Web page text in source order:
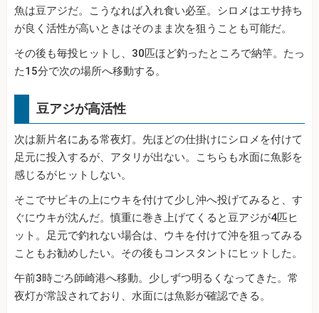
魚は豆アジだ。こうなれば入れ食い必至。シロメはエサ持ち
が良く活性が高いときはそのまま次を狙うことも可能だ。
その後も毎投ヒットし、30匹ほど釣ったところで納竿。たっ
た15分で次の場所へ移動する。
豆アジが高活性
次は新片名にある常夜灯。先ほどの仕掛けにシロメを付けて
足元に投入するが、アタリが出ない。こちらも水面に魚影を
感じるがヒットしない。
そこでサビキの上にウキを付けて少し沖へ投げてみると、す
ぐにウキが沈んだ。慎重に巻き上げてくると豆アジが4匹ヒ
ット。足元で釣れない場合は、ウキを付けて沖を狙ってみる
こともお勧めしたい。その後もコンスタントにヒットした。
午前3時ごろ師崎港へ移動。少しずつ明るくなってきた。常
夜灯が常設されており、水面には魚影が確認できる。